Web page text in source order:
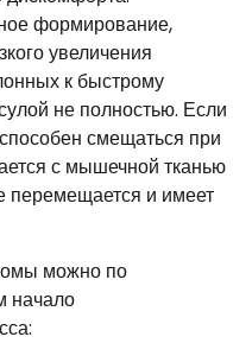
формирование,
увеличения
к быстрому
не полностью. Если
смещаться при
с мышечной тканью
перемещается и имеет
можно по
начало